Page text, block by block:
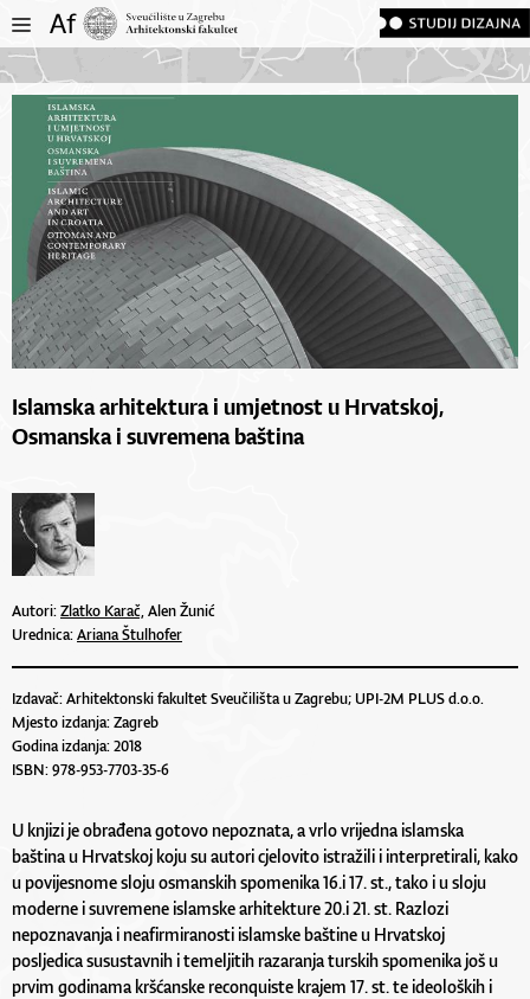
Islamska arhitektura i umjetnost u Hrvatskoj,
Osmanska i suvremena baština
Autori:Zlatko Karač,Alen Žunić
Urednica:Ariana Štulhofer
Izdavač: Arhitektonski fakultet Sveučilišta u Zagrebu; UPI-2M PLUS d.o.o.
Mjesto izdanja: Zagreb
Godina izdanja: 2018
ISBN: 978-953-7703-35-6
U knjizi je obrađena gotovo nepoznata, a vrlo vrijedna islamska
baština u Hrvatskoj koju su autori cjelovito istražili i interpretirali, kako
u povijesnome sloju osmanskih spomenika 16.i 17. st., tako i u sloju
moderne i suvremene islamske arhitekture 20.i 21. st. Razlozi
nepoznavanja i neafirmiranosti islamske baštine u Hrvatskoj
posljedica susustavnih i temeljitih razaranja turskih spomenika još u
prvim godinama kršćanske reconquiste krajem 17. st. te ideoloških i